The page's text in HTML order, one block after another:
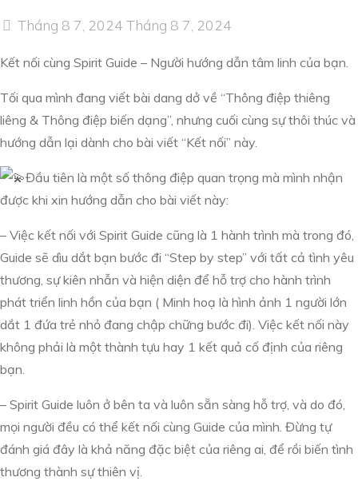
Tháng 8 7, 2024 Tháng 8 7, 2024
Kết nối cùng Spirit Guide – Người hướng dẫn tâm linh của bạn.
Tối qua mình đang viết bài dang dở về “Thông điệp thiêng
liêng & Thông điệp biến dạng”, nhưng cuối cùng sự thôi thúc và
hướng dẫn lại dành cho bài viết “Kết nối” này.
Đầu tiên là một số thông điệp quan trọng mà mình nhận
được khi xin hướng dẫn cho bài viết này:
– Việc kết nối với Spirit Guide cũng là 1 hành trình mà trong đó,
Guide sẽ dìu dắt bạn bước đi “Step by step” với tất cả tình yêu
thương, sự kiên nhẫn và hiện diện để hỗ trợ cho hành trình
phát triển linh hồn của bạn ( Minh hoạ là hình ảnh 1 người lớn
dắt 1 đứa trẻ nhỏ đang chập chững bước đi). Việc kết nối này
không phải là một thành tựu hay 1 kết quả cố định của riêng
bạn.
– Spirit Guide luôn ở bên ta và luôn sẵn sàng hỗ trợ, và do đó,
mọi người đều có thể kết nối cùng Guide của mình. Đừng tự
đánh giá đây là khả năng đặc biệt của riêng ai, để rồi biến tình
thương thành sự thiên vị.